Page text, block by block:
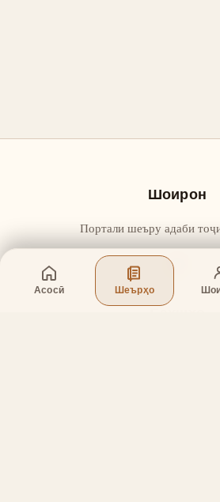
Асосӣ Шеърҳо
Шоирон
Портали шеъру адаби